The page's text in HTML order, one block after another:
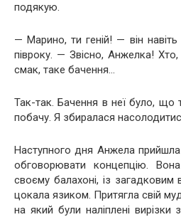
подякую.
— Марино, ти геній! — він
півроку. — Звісно, Анжелка!
смак, таке бачення…
Так-так. Бачення в неї було, що
побачу. Я збиралася
Наступного дня Анжела
обговорювати концепцію.
своєму балахоні, із загадковим
цокала язиком. Притягла свій
на який були наліплені вирізки